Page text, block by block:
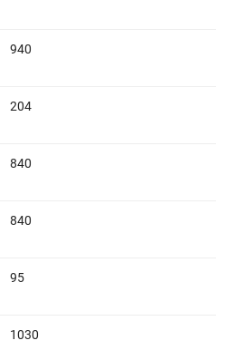
940
204
840
840
95
1030